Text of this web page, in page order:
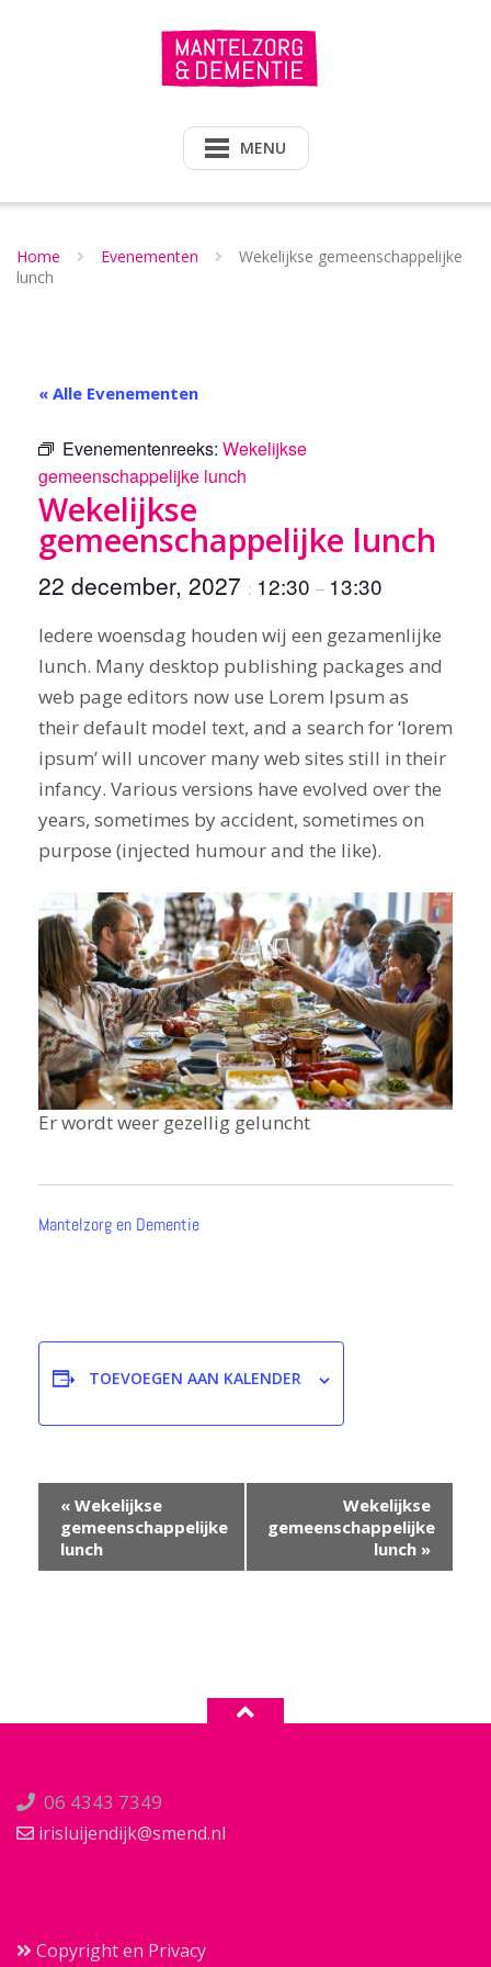
MENU
Home Evenementen
Wekelijkse gemeenschappelijke
lunch
« Alle Evenementen
Evenementenreeks: Wekelijkse
gemeenschappelijke lunch
Wekelijkse
gemeenschappelijke lunch
22 december, 2027 : 12:30 – 13:30
Iedere woensdag houden wij een gezamenlijke
lunch. Many desktop publishing packages and
web page editors now use Lorem Ipsum as
their default model text, and a search for ‘lorem
ipsum’ will uncover many web sites still in their
infancy. Various versions have evolved over the
years, sometimes by accident, sometimes on
purpose (injected humour and the like).
Er wordt weer gezellig geluncht
Mantelzorg en Dementie
TOEVOEGEN AAN KALENDER
Evenement
Navigatie
« Wekelijkse
gemeenschappelijke
lunch
Wekelijkse
gemeenschappelijke
lunch »
06 4343 7349
irisluijendijk@smend.nl
Copyright en Privacy